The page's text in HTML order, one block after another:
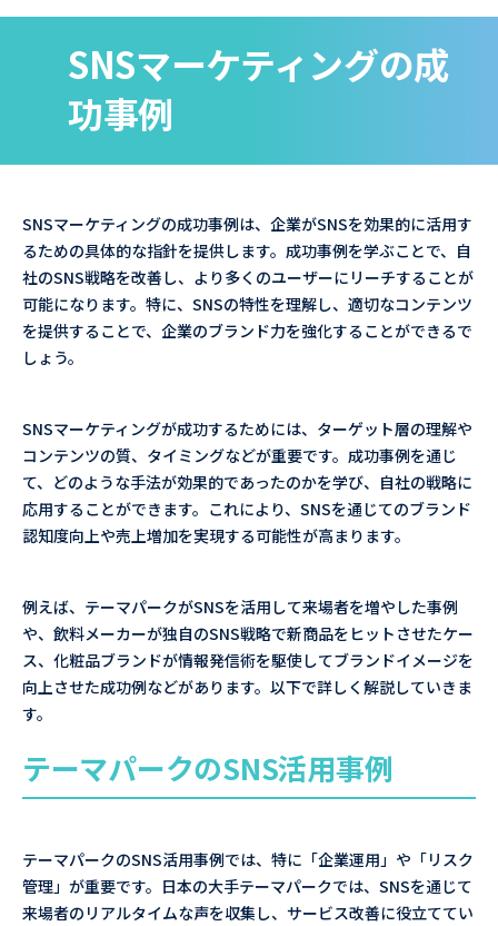
SNSマーケティングの成
功事例
SNSマーケティングの成功事例は、企業がSNSを効果的に活用す
るための具体的な指針を提供します。成功事例を学ぶことで、自
社のSNS戦略を改善し、より多くのユーザーにリーチすることが
可能になります。特に、SNSの特性を理解し、適切なコンテンツ
を提供することで、企業のブランド力を強化することができるで
しょう。
SNSマーケティングが成功するためには、ターゲット層の理解や
コンテンツの質、タイミングなどが重要です。成功事例を通じ
て、どのような手法が効果的であったのかを学び、自社の戦略に
応用することができます。これにより、SNSを通じてのブランド
認知度向上や売上増加を実現する可能性が高まります。
例えば、テーマパークがSNSを活用して来場者を増やした事例
や、飲料メーカーが独自のSNS戦略で新商品をヒットさせたケー
ス、化粧品ブランドが情報発信術を駆使してブランドイメージを
向上させた成功例などがあります。以下で詳しく解説していきま
す。
テーマパークのSNS活用事例
テーマパークのSNS活用事例では、特に「企業運用」や「リスク
管理」が重要です。日本の大手テーマパークでは、SNSを通じて
来場者のリアルタイムな声を収集し、サービス改善に役立ててい